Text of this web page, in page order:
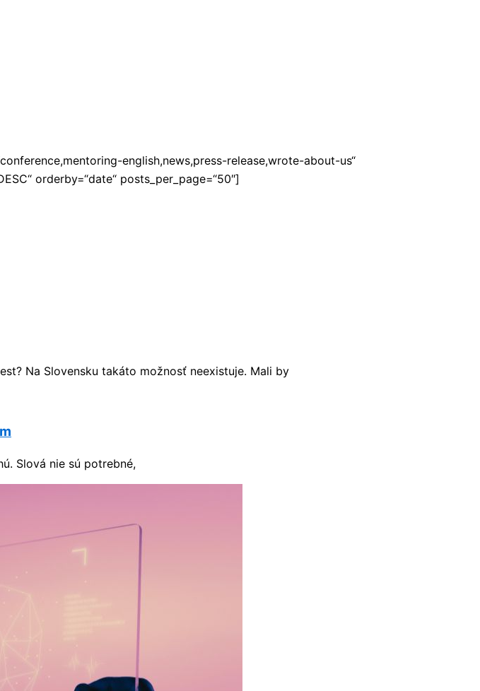
english,news,press-release,wrote-about-us“
orderby=“date“ posts_per_page=“50″]
Na Slovensku takáto možnosť neexistuje. Mali by
Slová nie sú potrebné,